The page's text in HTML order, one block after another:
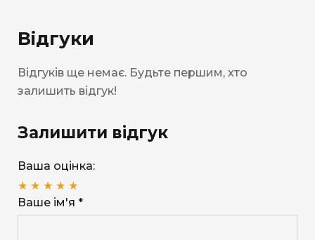
Відгуки
Відгуків ще немає. Будьте першим, хто
залишить відгук!
Залишити відгук
Ваша оцінка:
★ ★ ★ ★ ★
Ваше ім'я *